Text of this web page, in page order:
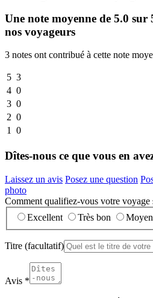
Une note moyenne de 5.0
nos voyageurs
3 notes ont contribué à cette note
5 3
4 0
3 0
2 0
1
0
Dîtes-nous ce que vous en
Laissez un avis Posez une question
photo
Comment qualifiez-vous votre voyage
Excellent
Très bon Moyen
Titre (facultatif)
Avis *